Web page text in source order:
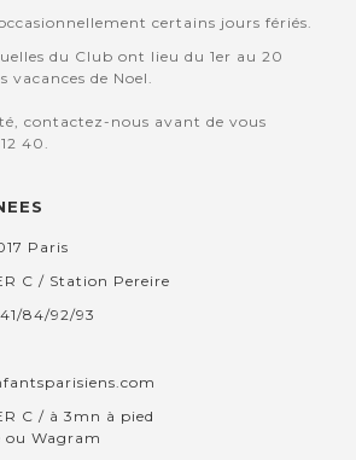
certains jours fériés.
du Club ont lieu du 1er au 20
de Noel.
contactez-nous avant de vous
40.
Paris
C / Station Pereire
84/92/93
C / à 3mn à pied
ou Wagram